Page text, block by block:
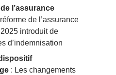
l’assurance
de l’assurance
introduit de
d’indemnisation
: Les changements